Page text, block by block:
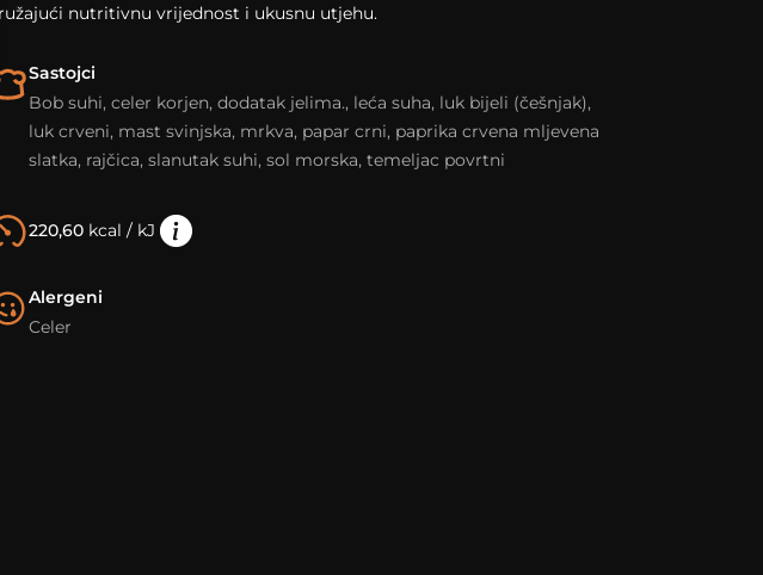
nutritivnu vrijednost i ukusnu utjehu.
Sastojci
Bob suhi, celer korjen, dodatak jelima., leća suha, luk bijeli (češnjak),
luk crveni, mast svinjska, mrkva, papar crni, paprika crvena mljevena
slatka, rajčica, slanutak suhi, sol morska, temeljac povrtni
220,60 kcal / kJ
Alergeni
Celer